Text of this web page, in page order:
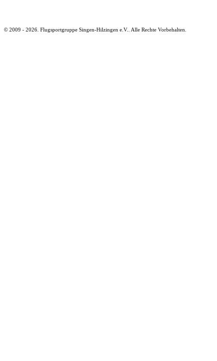
© 2009 - 2026. Flugsportgruppe Singen-Hilzingen e.V.. Alle Rechte Vorbehalten.